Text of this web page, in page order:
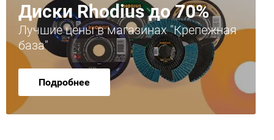
Диски Rhodius до 70%
Лучшие цены в магазинах "Крепежная
база"
Подробнее